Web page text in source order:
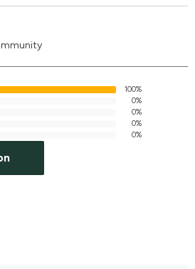
100%
0%
0%
0%
0%